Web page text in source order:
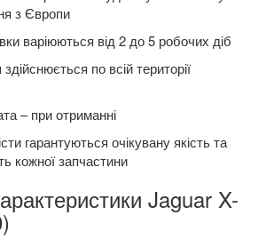
з Європи
варіюються від 2 до 5 робочих діб
по всій території
– при отриманні
гарантуються очікувану якість та
кожної запчастини
Jaguar X-